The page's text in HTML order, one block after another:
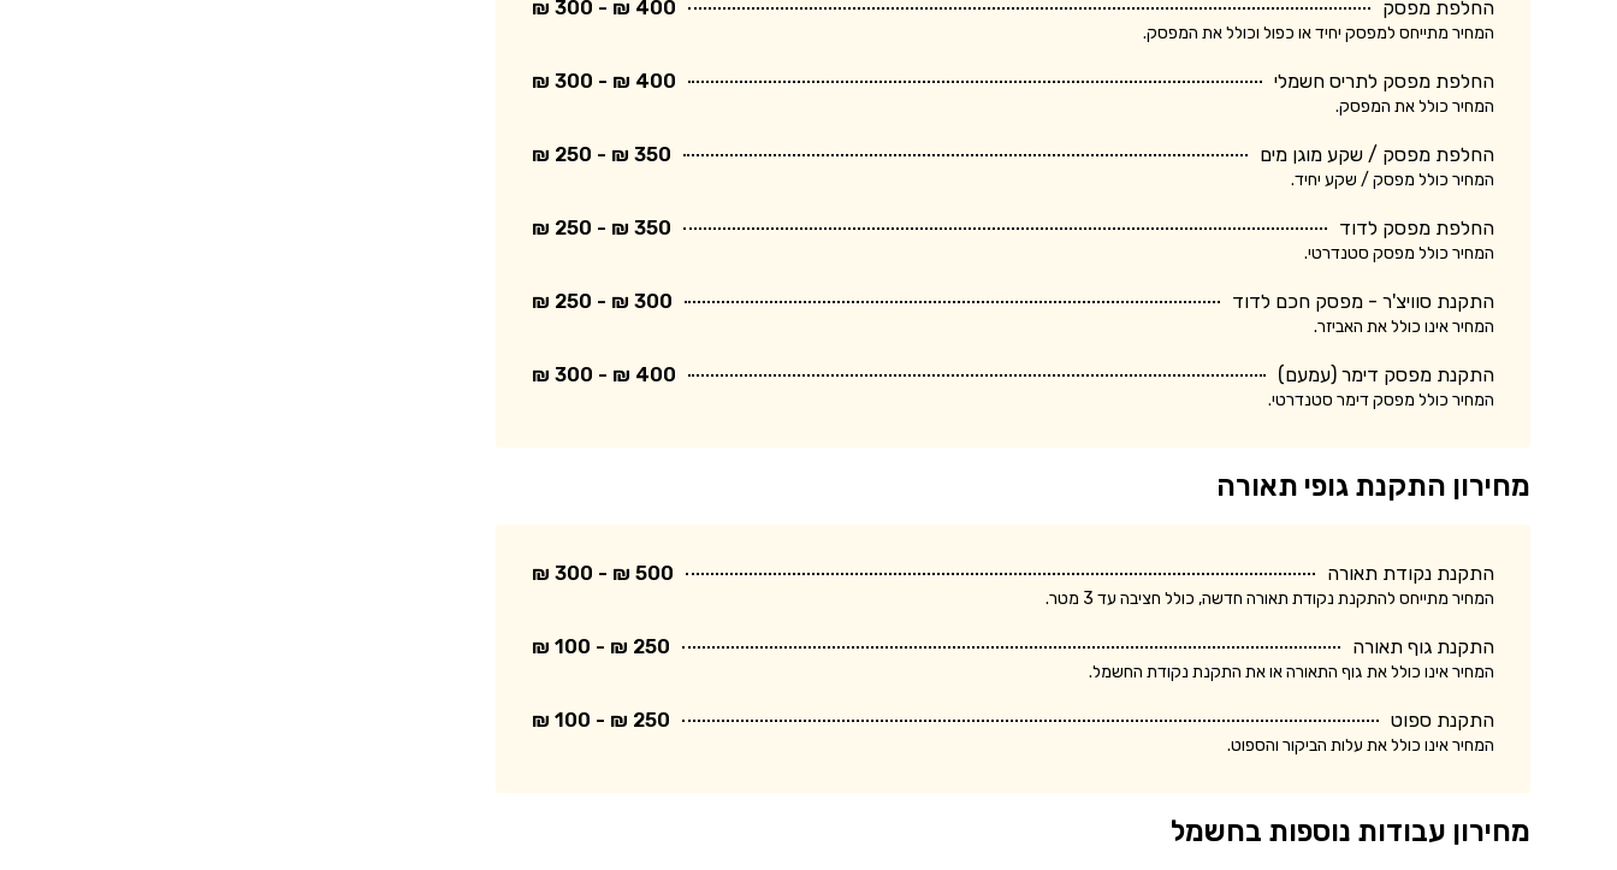
החלפת מפסק 400 ₪ - 300 ₪
המחיר מתייחס למפסק יחיד או כפול וכולל את המפסק.
החלפת מפסק לתריס חשמלי 400 ₪ - 300 ₪
המחיר כולל את המפסק.
החלפת מפסק / שקע מוגן מים 350 ₪ - 250 ₪
המחיר כולל מפסק / שקע יחיד.
החלפת מפסק לדוד 350 ₪ - 250 ₪
המחיר כולל מפסק סטנדרטי.
התקנת סוויצ'ר - מפסק חכם לדוד 300 ₪ - 250 ₪
המחיר אינו כולל את האביזר.
התקנת מפסק דימר (עמעם) 400 ₪ - 300 ₪
המחיר כולל מפסק דימר סטנדרטי.
מחירון התקנת גופי תאורה
התקנת נקודת תאורה 500 ₪ - 300 ₪
המחיר מתייחס להתקנת נקודת תאורה חדשה, כולל חציבה עד 3 מטר.
התקנת גוף תאורה 250 ₪ - 100 ₪
המחיר אינו כולל את גוף התאורה או את התקנת נקודת החשמל.
התקנת ספוט 250 ₪ - 100 ₪
המחיר אינו כולל את עלות הביקור והספוט.
מחירון עבודות נוספות בחשמל